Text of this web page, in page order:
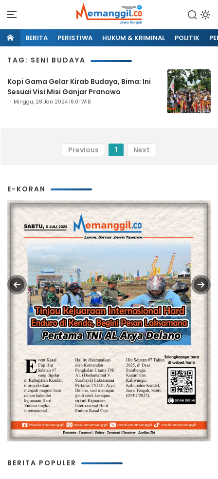
BERITA PERISTIWA HUKUM & KRIMINAL POLITIK
TAG: SENI BUDAYA
Kopi Gama Gelar Kirab Budaya, Bima: Ini
Sesuai Visi Misi Ganjar Pranowo
Minggu, 28 Jan 2024 16:01 WIB
Previous 1 Next
E-KORAN
BERITA POPULER